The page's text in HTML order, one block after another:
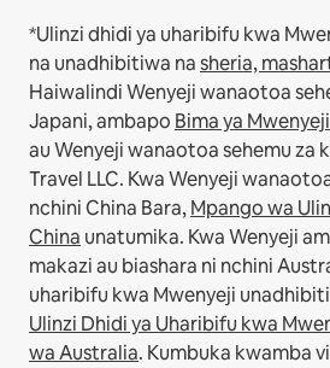
*Ulinzi dhidi ya uharibifu kwa
na unadhibitiwa nasheria,
Haiwalindi Wenyeji wanaotoa
Japani, ambapo Bima ya
au Wenyeji wanaotoa sehemu za
Travel LLC. Kwa Wenyeji
nchini China Bara,Mpango wa
China unatumika. Kwa Wenyeji
makazi au biashara ni nchini
uharibifu kwa Mwenyeji
Ulinzi Dhidi ya Uharibifu kwa
wa Australia. Kumbuka kwamba